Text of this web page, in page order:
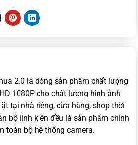
2.0 là dòng sản phẩm chất lượng
1080P cho chất lượng hình ảnh
tại nhà riêng, cừa hàng, shop thời
bộ linh kiện đều là sản phẩm chính
toàn bộ hệ thống camera.